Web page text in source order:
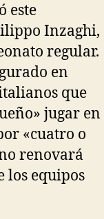
este
Inzaghi,
regular.
en
que
jugar en
«cuatro o
renovará
los equipos